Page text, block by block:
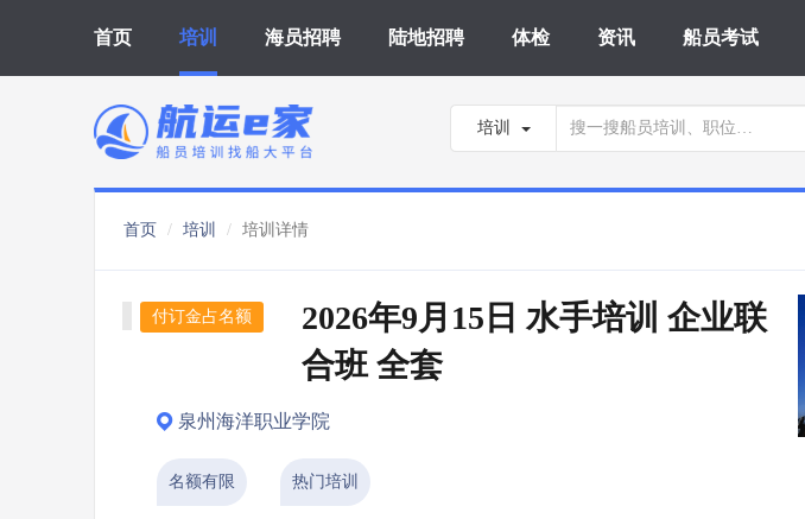
首页 培训 海员招聘 陆地招聘 体检 资讯 船员考试
培训
首页 培训 培训详情
付订金占名额
2026年9月15日 水手培训 企业联
合班 全套
泉州海洋职业学院
名额有限 热门培训